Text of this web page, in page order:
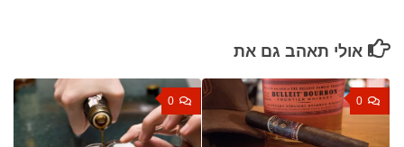
אולי תאהב גם את
0 0